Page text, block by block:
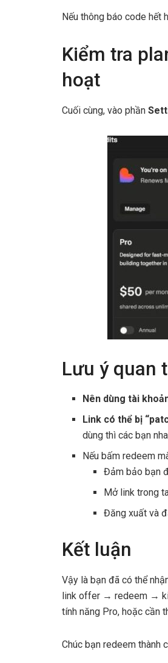
Nếu thông báo code hết
Kiểm tra
hoạt
Cuối cùng, vào phần
Lưu ý quan
Nên dùng tài
Link có thể bị
dùng thì các bạn
Nếu bấm redeem
Đảm bảo bạn
Mở link trong
Đăng xuất và
Kết luận
Vậy là bạn đã có thể
link offer → redeem →
tính năng Pro, hoặc cần
Chúc bạn redeem thành